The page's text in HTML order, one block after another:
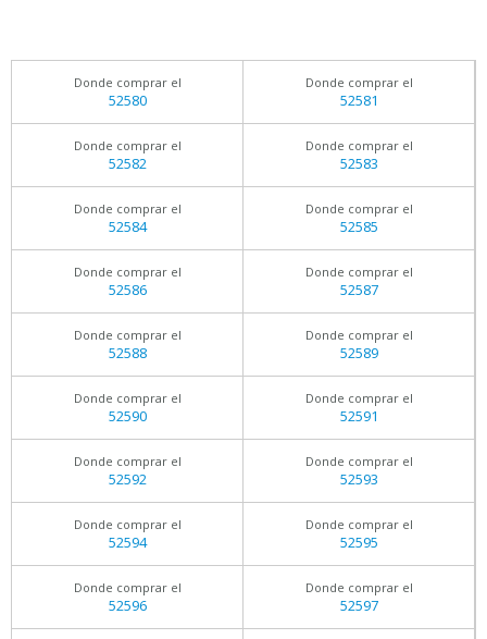
Donde comprar el
52580
Donde comprar el
52581
Donde comprar el
52582
Donde comprar el
52583
Donde comprar el
52584
Donde comprar el
52585
Donde comprar el
52586
Donde comprar el
52587
Donde comprar el
52588
Donde comprar el
52589
Donde comprar el
52590
Donde comprar el
52591
Donde comprar el
52592
Donde comprar el
52593
Donde comprar el
52594
Donde comprar el
52595
Donde comprar el
52596
Donde comprar el
52597